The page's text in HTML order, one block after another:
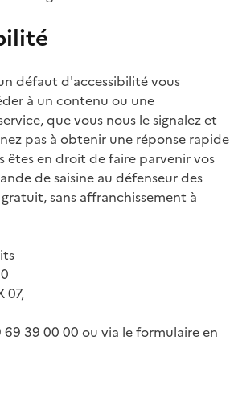
défaut d'accessibilité vous
à un contenu ou une
que vous nous le signalez et
pas à obtenir une réponse rapide
êtes en droit de faire parvenir vos
de saisine au défenseur des
sans affranchissement à
07,
69 39 00 00 ou via le formulaire en